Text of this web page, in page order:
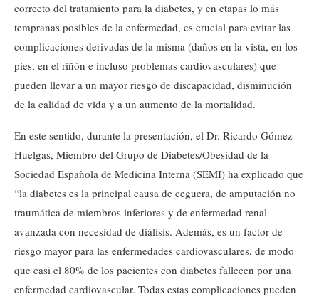
correcto del tratamiento para la diabetes, y en etapas lo más
tempranas posibles de la enfermedad, es crucial para evitar las
complicaciones derivadas de la misma (daños en la vista, en los
pies, en el riñón e incluso problemas cardiovasculares) que
pueden llevar a un mayor riesgo de discapacidad, disminución
de la calidad de vida y a un aumento de la mortalidad.
En este sentido, durante la presentación, el Dr. Ricardo Gómez
Huelgas, Miembro del Grupo de Diabetes/Obesidad de la
Sociedad Española de Medicina Interna (SEMI) ha explicado que
“la diabetes es la principal causa de ceguera, de amputación no
traumática de miembros inferiores y de enfermedad renal
avanzada con necesidad de diálisis. Además, es un factor de
riesgo mayor para las enfermedades cardiovasculares, de modo
que casi el 80% de los pacientes con diabetes fallecen por una
enfermedad cardiovascular. Todas estas complicaciones pueden